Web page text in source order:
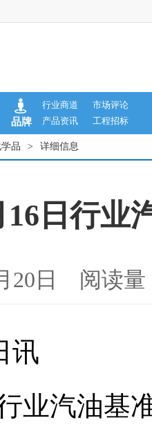
品牌
行业商道
市场评论
产品资讯
工程招标
品 > 详细信息
16日行业
月20日 阅读
讯
业汽油基